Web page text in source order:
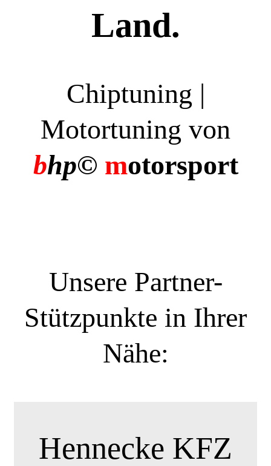
Land.
Chiptuning |
Motortuning von
bhp© motorsport
Unsere Partner-
Stützpunkte in Ihrer
Nähe:
Hennecke KFZ